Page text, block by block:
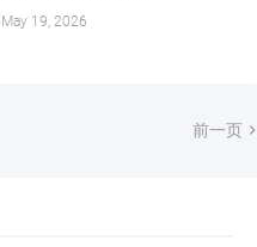
May 19, 2026
前一页